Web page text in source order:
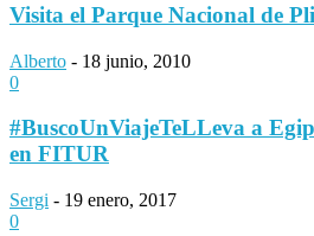
Visita el Parque Nacional de
Alberto - 18 junio, 2010
0
#BuscoUnViajeTeLLeva a
en FITUR
Sergi - 19 enero, 2017
0